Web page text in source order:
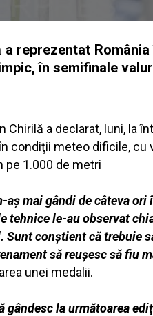
a reprezentat
în semifinale
Chirilă a declarat, luni, la
condiţii meteo dificile, cu
pe 1.000 de metri
aş mai gândi de câteva
tehnice le-au observat
Sunt conştient că trebuie
să reuşesc să fiu
unei medalii.
gândesc la următoarea